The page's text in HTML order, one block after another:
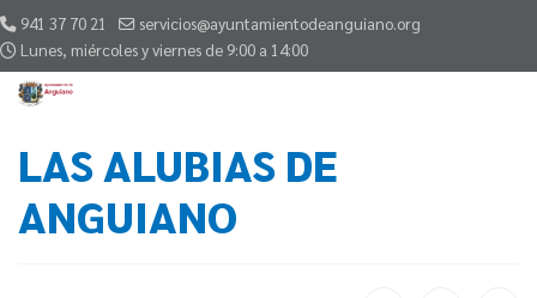
941 37 70 21
servicios@ayuntamientodeanguiano.org
Lunes, miércoles y viernes de 9:00 a 14:00
LAS ALUBIAS DE
ANGUIANO